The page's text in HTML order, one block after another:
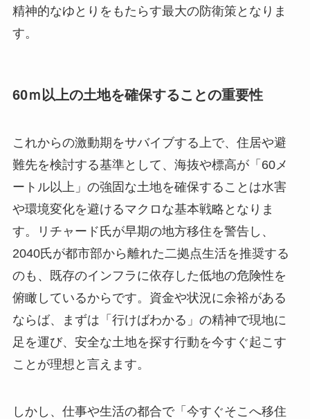
精神的なゆとりをもたらす最大の防衛策となりま
す。
60ｍ以上の土地を確保することの重要性
これからの激動期をサバイブする上で、住居や避
難先を検討する基準として、海抜や標高が「60メ
ートル以上」の強固な土地を確保することは水害
や環境変化を避けるマクロな基本戦略となりま
す。リチャード氏が早期の地方移住を警告し、
2040氏が都市部から離れた二拠点生活を推奨する
のも、既存のインフラに依存した低地の危険性を
俯瞰しているからです。資金や状況に余裕がある
ならば、まずは「行けばわかる」の精神で現地に
足を運び、安全な土地を探す行動を今すぐ起こす
ことが理想と言えます。
しかし、仕事や生活の都合で「今すぐそこへ移住